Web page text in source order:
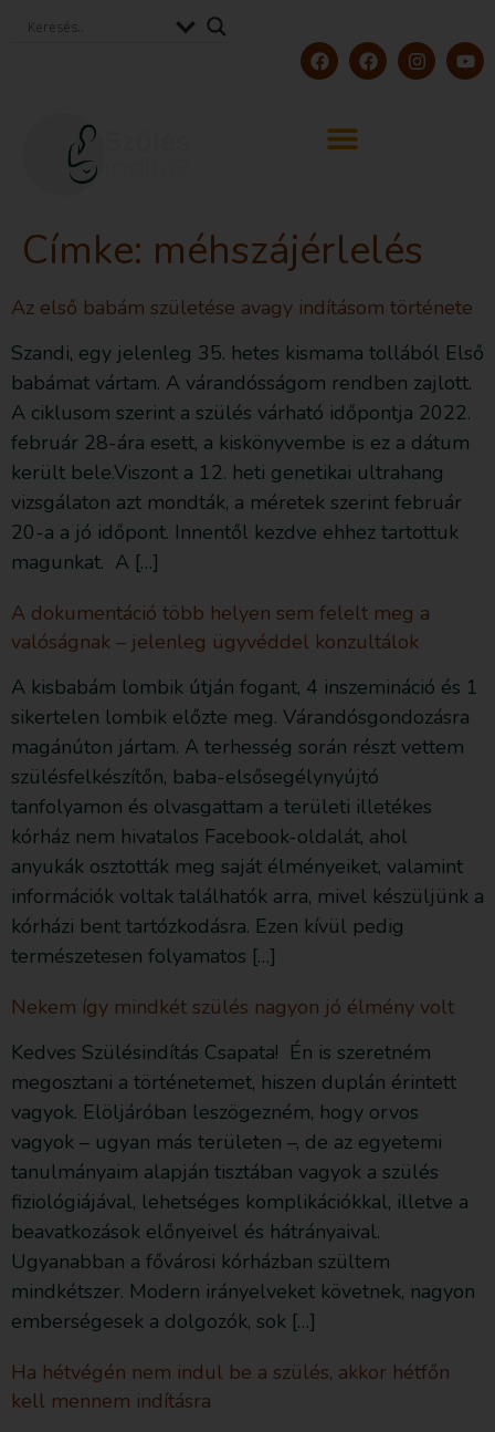
Címke: méhszájérlelés
Az első babám születése avagy indításom története
Szandi, egy jelenleg 35. hetes kismama tollából Első
babámat vártam. A várandósságom rendben zajlott.
A ciklusom szerint a szülés várható időpontja 2022.
február 28-ára esett, a kiskönyvembe is ez a dátum
került bele.Viszont a 12. heti genetikai ultrahang
vizsgálaton azt mondták, a méretek szerint február
20-a a jó időpont. Innentől kezdve ehhez tartottuk
magunkat. A […]
A dokumentáció több helyen sem felelt meg a
valóságnak – jelenleg ügyvéddel konzultálok
A kisbabám lombik útján fogant, 4 inszemináció és 1
sikertelen lombik előzte meg. Várandósgondozásra
magánúton jártam. A terhesség során részt vettem
szülésfelkészítőn, baba-elsősegélynyújtó
tanfolyamon és olvasgattam a területi illetékes
kórház nem hivatalos Facebook-oldalát, ahol
anyukák osztották meg saját élményeiket, valamint
információk voltak találhatók arra, mivel készüljünk a
kórházi bent tartózkodásra. Ezen kívül pedig
természetesen folyamatos […]
Nekem így mindkét szülés nagyon jó élmény volt
Kedves Szülésindítás Csapata! Én is szeretném
megosztani a történetemet, hiszen duplán érintett
vagyok. Elöljáróban leszögezném, hogy orvos
vagyok – ugyan más területen –, de az egyetemi
tanulmányaim alapján tisztában vagyok a szülés
fiziológiájával, lehetséges komplikációkkal, illetve a
beavatkozások előnyeivel és hátrányaival.
Ugyanabban a fővárosi kórházban szültem
mindkétszer. Modern irányelveket követnek, nagyon
emberségesek a dolgozók, sok […]
Ha hétvégén nem indul be a szülés, akkor hétfőn
kell mennem indításra